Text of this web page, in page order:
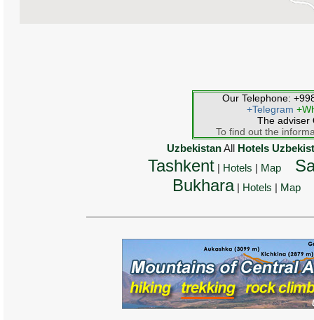
Our Telephone:
+Telegram
The adviser
To find out the
UzbekistanAll Hotels
Tashkent | Hotels | Map
Bukhara| Hotels | Map